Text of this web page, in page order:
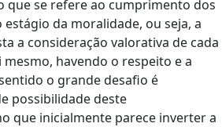
que se refere ao cumprimento dos
da moralidade, ou seja, a
a consideração valorativa de cada
havendo o respeito e a
o grande desafio é
possibilidade deste
que inicialmente parece inverter a